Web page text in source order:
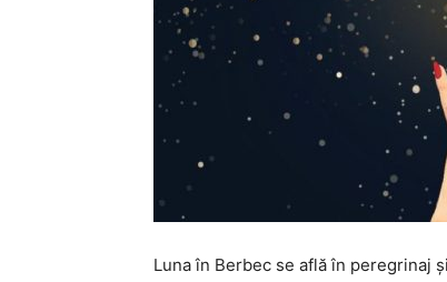
Luna în Berbec se află în peregrinaj